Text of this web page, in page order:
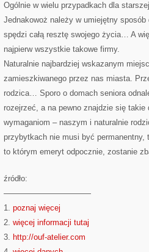
Ogólnie w wielu przypadkach dla
Jednakowoż należy w umiejętny
spędzi całą resztę swojego życia… A
najpierw wszystkie takowe firmy.
Naturalnie najbardziej wskazanym
zamieszkiwanego przez nas miasta.
rodzica… Sporo o domach seniora
rozejrzeć, a na pewno znajdzie się
wymaganiom – naszym i naturalnie
przybytkach nie musi być
to którym emeryt odpocznie, zostanie
źródło:
———————————
1. poznaj więcej
2. więcej informacji tutaj
3. http://ouf-atelier.com